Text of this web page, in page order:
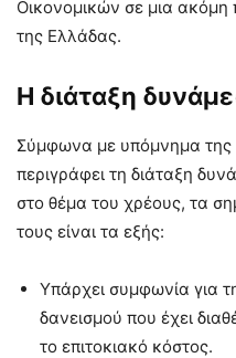
Οικονομικών σε μια ακόμη
της Ελλάδας.
Η διάταξη
Σύμφωνα με υπόμνημα της
περιγράφει τη διάταξη
στο θέμα του χρέους, τα
τους είναι τα εξής:
Υπάρχει συμφωνία για
δανεισμού που έχει
το επιτοκιακό κόστος.